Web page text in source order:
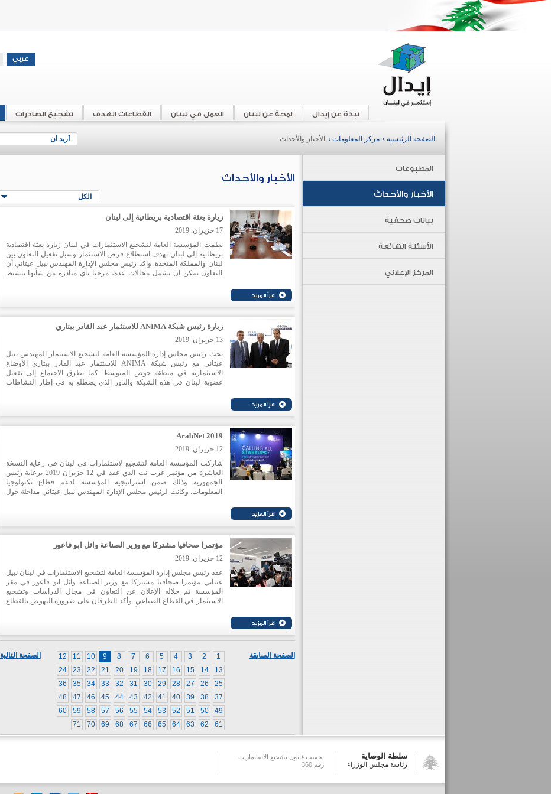
تشجيع الصادرات القطاعات الهدف العمل في لبنان لمحة عن لبنان نبذة عن إيدال
أريد أن الصفحة الرئيسية › مركز المعلومات › الأخبار والأحداث
المطبوعات
الأخبار والأحداث
بيانات صحفية
الأسئلة الشائعة
المركز الإعلاني
الأخبار والأحداث
الكل
زيارة بعثة اقتصادية بريطانية إلى لبنان
17 حزيران. 2019
نظمت المؤسسة العامة لتشجيع الاستثمارات في لبنان زيارة بعثة اقتصادية
بريطانية إلى لبنان بهدف استطلاع فرص الاستثمار وسبل تفعيل التعاون بين
لبنان والمملكة المتحدة. واكد رئيس مجلس الإدارة المهندس نبيل عيتاني أن
التعاون يمكن ان يشمل مجالات عدة، مرحبا بأي مبادرة من شأنها تنشيط
زيارة رئيس شبكة ANIMA للاستثمار عبد القادر بيتاري
13 حزيران. 2019
بحث رئيس مجلس إدارة المؤسسة العامة لتشجيع الاستثمار المهندس نبيل
عيتاني مع رئيس شبكة ANIMA للاستثمار عبد القادر بيتاري الأوضاع
الاستثمارية في منطقة حوض المتوسط. كما تطرق الاجتماع إلى تفعيل
عضوية لبنان في هذه الشبكة والدور الذي يضطلع به في إطار النشاطات
ArabNet 2019
12 حزيران. 2019
شاركت المؤسسة العامة لتشجيع لاستثمارات في لبنان في رعاية النسخة
العاشرة من مؤتمر عرب نت الذي عقد في 12 حزيران 2019 برعاية رئيس
الجمهورية وذلك ضمن استراتيجية المؤسسة لدعم قطاع تكنولوجيا
المعلومات. وكانت لرئيس مجلس الإدارة المهندس نبيل عيتاني مداخلة حول
مؤتمرا صحافيا مشتركا مع وزير الصناعة وائل ابو فاعور
12 حزيران. 2019
عقد رئيس مجلس إدارة المؤسسة العامة لتشجيع الاستثمارات في لبنان نبيل
عيتاني مؤتمرا صحافيا مشتركا مع وزير الصناعة وائل ابو فاعور في مقر
المؤسسة تم خلاله الإعلان عن التعاون في مجال الدراسات وتشجيع
الاستثمار في القطاع الصناعي. وأكد الطرفان على ضرورة النهوض بالقطاع
الصفحة التالية 1
2
3
4
5
6
7
8
9
10
11
12
13
14
15
16
17
18
19
20
21
22
23
24
25
26
27
28
29
30
31
32
33
34
35
36
37
38
39
40
41
42
43
44
45
46
47
48
49
50
51
52
53
54
55
56
57
58
59
60
61
62
63
64
65
66
67
68
69
70
71
الصفحة السابقة
سلطة الوصاية
رئاسة مجلس الوزراء
بحسب قانون تشجيع الاستثمارات
رقم 360